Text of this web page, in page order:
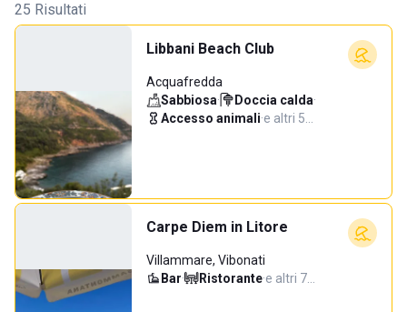
25 Risultati
Libbani Beach Club
Acquafredda
Sabbiosa· Doccia calda·
Accesso animali·e altri 5…
Carpe Diem in Litore
Villammare, Vibonati
Bar· Ristorante·e altri 7…